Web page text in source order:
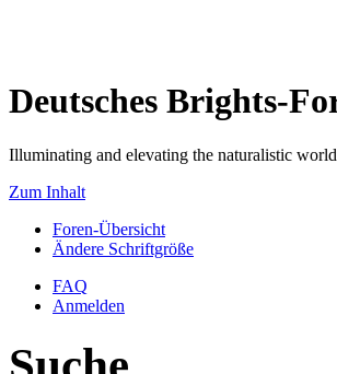
Deutsches Brights-
Illuminating and elevating the naturalistic
Zum Inhalt
Foren-Übersicht
Ändere Schriftgröße
FAQ
Anmelden